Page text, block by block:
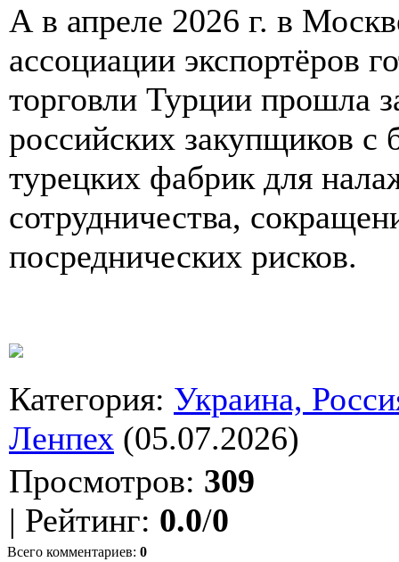
А в апреле 2026 г. в
ассоциации экспортёров
торговли Турции прошла
российских закупщиков с
турецких фабрик для
сотрудничества,
посреднических рисков.
Категория: Украина,
Ленпех (05.07.2026)
Просмотров: 309
| Рейтинг: 0.0/0
Всего комментариев: 0